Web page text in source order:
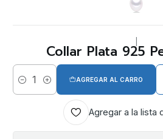
Collar Plata 925
Cantidad
AGREGAR AL CARRO
Agregar a la lista